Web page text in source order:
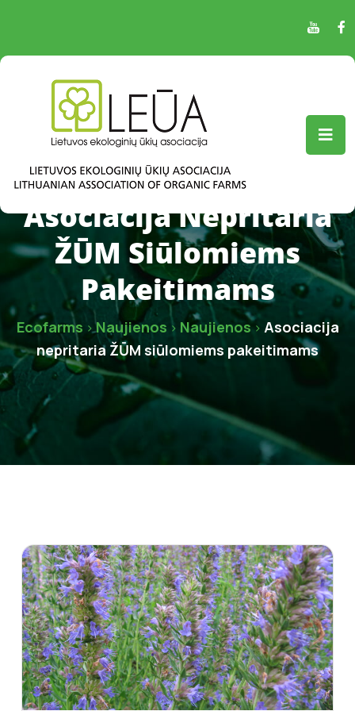
Asociacija Nepritaria
ŽŪM Siūlomiems
Pakeitimams
Ecofarms >Naujienos > Naujienos> Asociacija
nepritaria ŽŪM siūlomiems pakeitimams